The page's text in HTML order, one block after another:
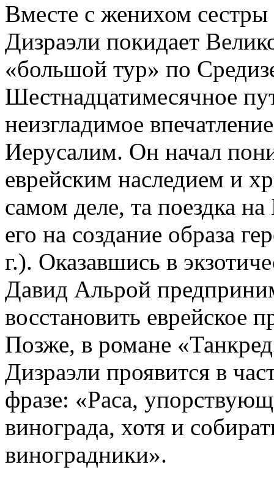
Вместе с женихом
Дизраэли покидает
«большой тур» по
Шестнадцатимесячное
неизгладимое
Иерусалим. Он начал
еврейским наследием и
самом деле, та поездка
его на создание образа
г.). Оказавшись в
Давид Альрой
восстановить еврейское
Позже, в романе
Дизраэли проявится в
фразе: «Раса,
винограда, хотя и
виноградники».